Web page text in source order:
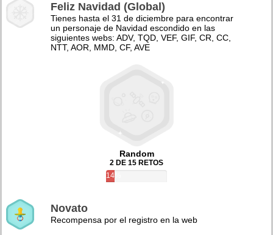
Feliz Navidad (Global)
Tienes hasta el 31 de diciembre para encontrar
un personaje de Navidad escondido en las
siguientes webs: ADV, TQD, VEF, GIF, CR, CC,
NTT, AOR, MMD, CF, AVE
Random
2 DE 15 RETOS
14%
Novato
Recompensa por el registro en la web